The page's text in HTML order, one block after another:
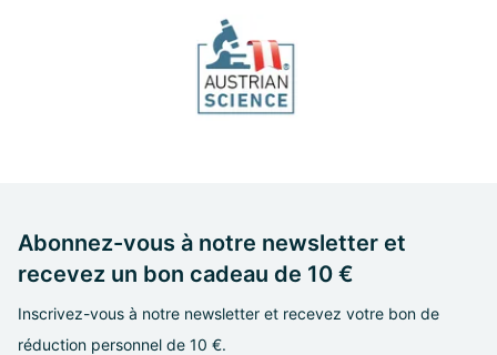
Abonnez-vous à notre newsletter et
recevez un bon cadeau de 10 €
Inscrivez-vous à notre newsletter et recevez votre bon de
réduction personnel de 10 €.